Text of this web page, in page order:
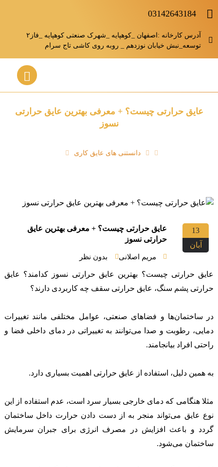
03142643184
آدرس کارخانه :اصفهان _کوهپایه _شهرک صنعتی کوهپایه _فاز۲
توسعه_نبش خیابان نوزدهم _ روبه روی کاشی تاج سرام
عایق حرارتی چیست؟ + معرفی بهترین عایق حرارتی
نسوز
دانستنی های عایق کاری
13
آبان
عایق حرارتی چیست؟ + معرفی بهترین عایق
حرارتی نسوز
مریم اصلانی بدون نظر
عایق حرارتی چیست؟ بهترین عایق حرارتی نسوز کدامند؟ عایق
حرارتی پشم سنگ، عایق حرارتی سقف چه کاربردی دارند؟
در ساختمان‌ها و فضاهای صنعتی، عوامل مختلفی مانند تغییرات
دمایی، رطوبت و صدا می‌توانند به تغییراتی در دمای داخلی فضا و
راحتی افراد بیانجامند.
به همین دلیل، استفاده از عایق حرارتی اهمیت بسیاری دارد.
مثلا هنگامی که دمای خارجی بسیار سرد است، عدم استفاده از این
نوع عایق می‌تواند منجر به از دست دادن حرارت داخل ساختمان
گردد و باعث افزایش در مصرف انرژی برای جبران سرمایش
ساختمان می‌شود.